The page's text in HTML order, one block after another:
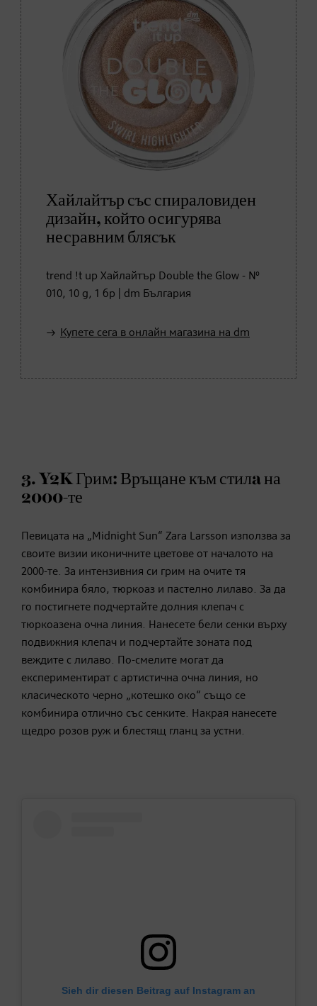
Хайлайтър със спираловиден
дизайн, който осигурява
несравним блясък
trend !t up Хайлайтър Double the Glow - №
010, 10 g, 1 бр | dm България
Купете сега в онлайн магазина на dm
3. Y2K Грим: Връщане към стилa на
2000-те
Певицата на „Midnight Sun“ Zara Larsson използва за
своите визии иконичните цветове от началото на
2000-те. За интензивния си грим на очите тя
комбинира бяло, тюркоаз и пастелно лилаво. За да
го постигнете подчертайте долния клепач с
тюркоазена очна линия. Нанесете бели сенки върху
подвижния клепач и подчертайте зоната под
веждите с лилаво. По-смелите могат да
експериментират с артистична очна линия, но
класическото черно „котешко око“ също се
комбинира отлично със сенките. Накрая нанесете
щедро розов руж и блестящ гланц за устни.
Sieh dir diesen Beitrag auf Instagram an